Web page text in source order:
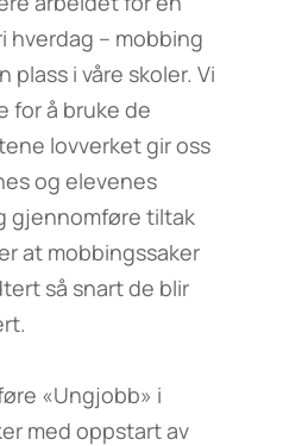
hverdag – mobbing
plass i våre skoler. Vi
for å bruke de
lovverket gir oss
og elevenes
gjennomføre tiltak
at mobbingssaker
så snart de blir
«Ungjobb» i
med oppstart av